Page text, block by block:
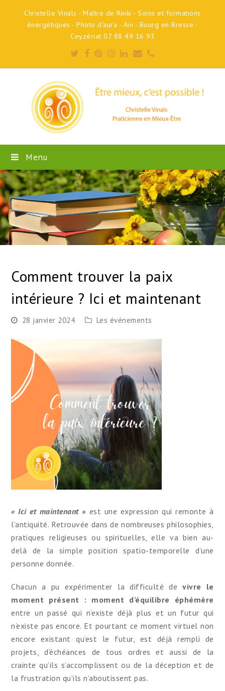
Christelle Vinals - Maître de Reiki - Soins et formations
énergétiques - Photo d'aura - Ain - Bourg en Bresse -
Ceyzériat 07 88 49 16 93
Twitter
Facebook
Pinterest
Instagram
LinkedIn
EmailPhone
Menu
Comment trouver la paix
intérieure ? Ici et maintenant
28 janvier 2024 Les événements
« Ici et maintenant »est une expression qui remonte à
l’antiquité. Retrouvée dans de nombreuses philosophies,
pratiques religieuses ou spirituelles, elle va bien au-
delà de la simple position spatio-temporelle d’une
personne donnée.
Chacun a pu expérimenter la difficulté de vivre le
moment présent : moment d’équilibre éphémère
entre un passé qui n’existe déjà plus et un futur qui
n’existe pas encore. Et pourtant ce moment virtuel non
encore existant qu’est le futur, est déjà rempli de
projets, d’échéances de tous ordres et aussi de la
crainte qu’ils s’accomplissent ou de la déception et de
la frustration qu’ils n’aboutissent pas.